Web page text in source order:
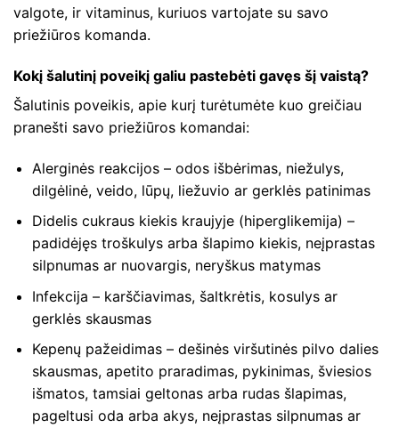
valgote, ir vitaminus, kuriuos vartojate su savo
priežiūros komanda.
Kokį šalutinį poveikį galiu pastebėti gavęs šį vaistą?
Šalutinis poveikis, apie kurį turėtumėte kuo greičiau
pranešti savo priežiūros komandai:
Alerginės reakcijos – odos išbėrimas, niežulys,
dilgėlinė, veido, lūpų, liežuvio ar gerklės patinimas
Didelis cukraus kiekis kraujyje (hiperglikemija) –
padidėjęs troškulys arba šlapimo kiekis, neįprastas
silpnumas ar nuovargis, neryškus matymas
Infekcija – karščiavimas, šaltkrėtis, kosulys ar
gerklės skausmas
Kepenų pažeidimas – dešinės viršutinės pilvo dalies
skausmas, apetito praradimas, pykinimas, šviesios
išmatos, tamsiai geltonas arba rudas šlapimas,
pageltusi oda arba akys, neįprastas silpnumas ar